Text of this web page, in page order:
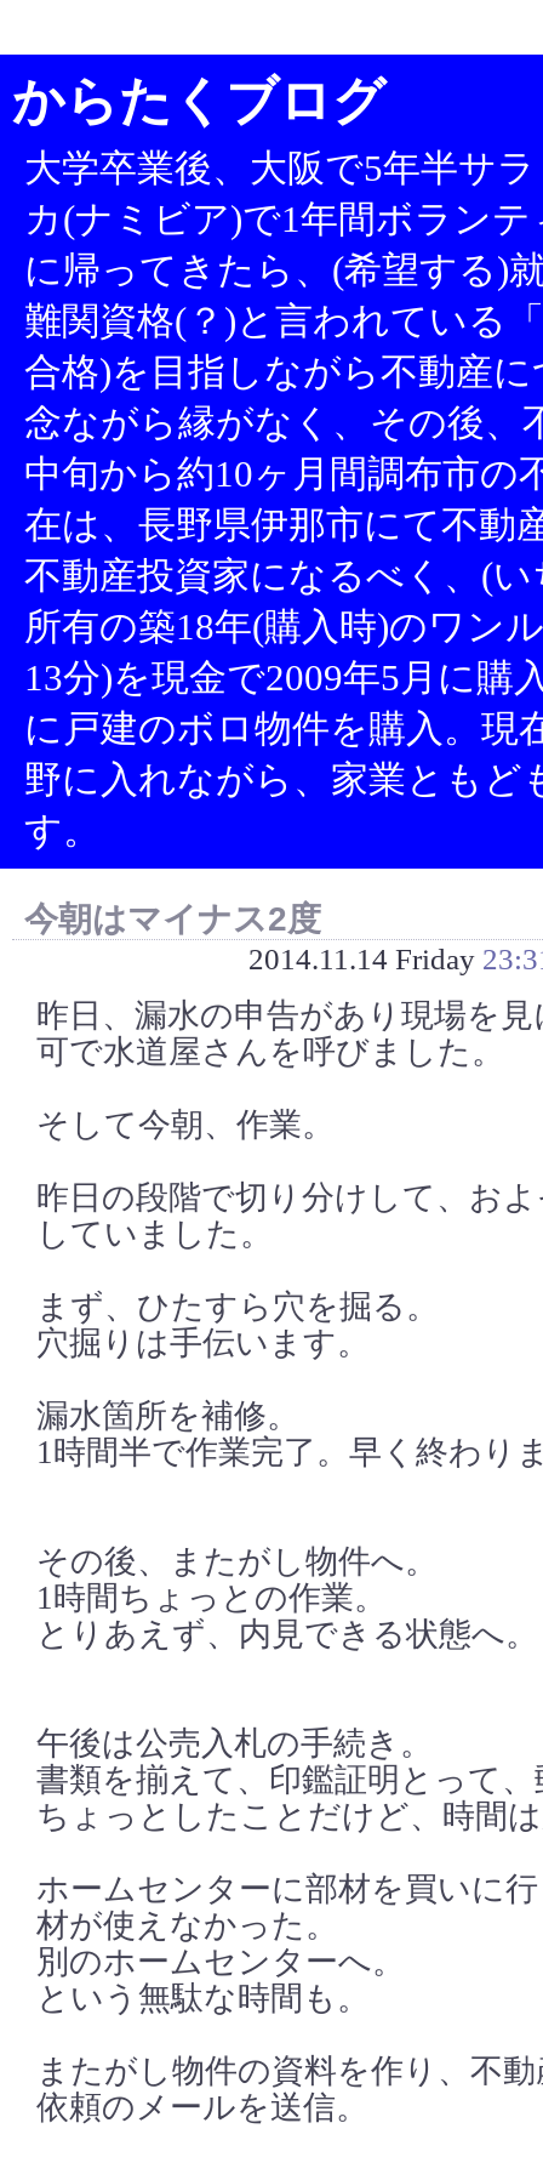
からたくブログ
大学卒業後、大阪で5年半サ
カ(ナミビア)で1年間ボラン
に帰ってきたら、(希望する)
難関資格(？)と言われている
合格)を目指しながら不動産
念ながら縁がなく、その後、
中旬から約10ヶ月間調布市の
在は、長野県伊那市にて不動
不動産投資家になるべく、(
所有の築18年(購入時)のワン
13分)を現金で2009年5月に購
に戸建のボロ物件を購入。現
野に入れながら、家業とも
す。
今朝はマイナス2度
2014.11.14 Friday
昨日、漏水の申告があり現場を
可で水道屋さんを呼びました。
そして今朝、作業。
昨日の段階で切り分けして、お
していました。
まず、ひたすら穴を掘る。
穴掘りは手伝います。
漏水箇所を補修。
1時間半で作業完了。早く終わり
その後、またがし物件へ。
1時間ちょっとの作業。
とりあえず、内見できる状態へ。
午後は公売入札の手続き。
書類を揃えて、印鑑証明とって
ちょっとしたことだけど、時間
ホームセンターに部材を買いに
材が使えなかった。
別のホームセンターへ。
という無駄な時間も。
またがし物件の資料を作り、不
依頼のメールを送信。